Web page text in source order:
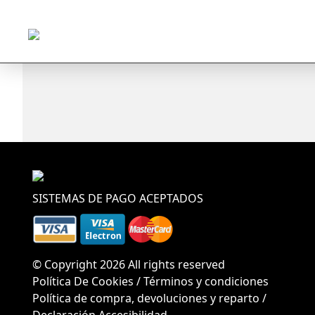
SISTEMAS DE PAGO ACEPTADOS
© Copyright 2026 All rights reserved
Política De Cookies /Términos y condiciones
Política de compra, devoluciones y reparto /